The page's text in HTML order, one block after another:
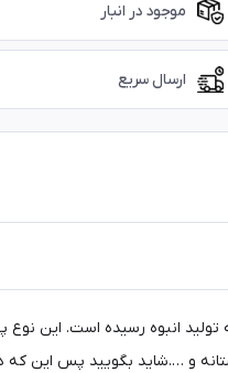
موجود در انبار
ارسال سریع
محصول وارداتی بوده اما حدود 20 سالی میشود که در داخل کشور به تولید انبوه رسیده است. این
و ….شاید بگویید پس این که